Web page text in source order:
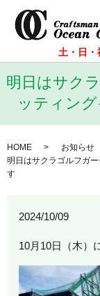
土・日
明日はサク
ッティン
HOME
お知らせ
明日はサクラゴルフガ
す
2024/10/09
10月10日（木）